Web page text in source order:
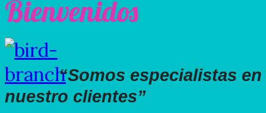
Bienvenidos
“Somos especialistas
nuestro clientes”